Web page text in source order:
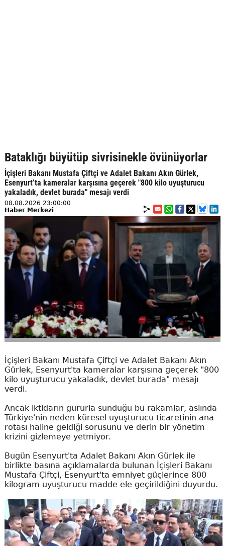
Bataklığı büyütüp sivrisinekle övünüyorlar
İçişleri Bakanı Mustafa Çiftçi ve Adalet Bakanı Akın Gürlek,
Esenyurt’ta kameralar karşısına geçerek "800 kilo uyuşturucu
yakaladık, devlet burada" mesajı verdi
08.08.2026 23:00:00
Haber Merkezi
İçişleri Bakanı Mustafa Çiftçi ve Adalet Bakanı Akın
Gürlek, Esenyurt'ta kameralar karşısına geçerek "800
kilo uyuşturucu yakaladık, devlet burada" mesajı
verdi.
Ancak iktidarın gururla sunduğu bu rakamlar, aslında
Türkiye'nin neden küresel uyuşturucu ticaretinin ana
rotası haline geldiği sorusunu ve derin bir yönetim
krizini gizlemeye yetmiyor.
Bugün Esenyurt'ta Adalet Bakanı Akın Gürlek ile
birlikte basına açıklamalarda bulunan İçişleri Bakanı
Mustafa Çiftçi, Esenyurt'ta emniyet güçlerince 800
kilogram uyuşturucu madde ele geçirildiğini duyurdu.